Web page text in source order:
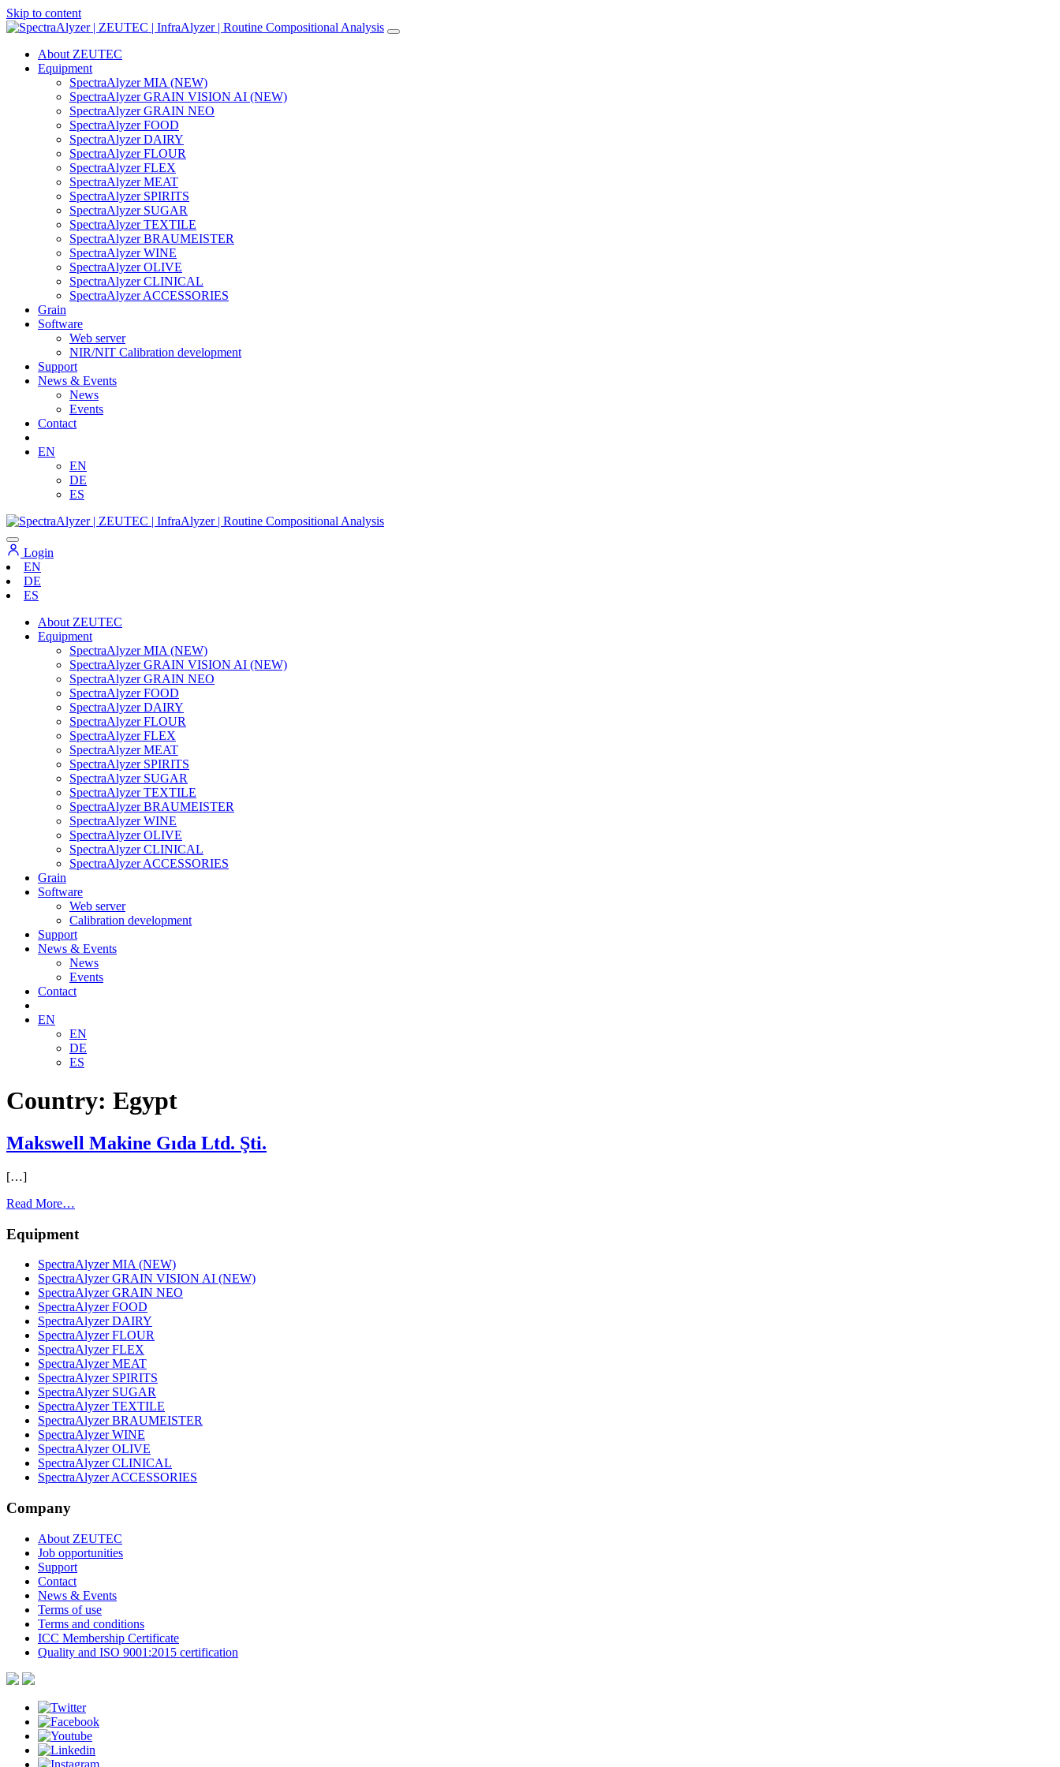
Skip to content
Main
Navigation
About ZEUTEC
Equipment
SpectraAlyzer MIA (NEW)
SpectraAlyzer GRAIN VISION AI (NEW)
SpectraAlyzer GRAIN NEO
SpectraAlyzer FOOD
SpectraAlyzer DAIRY
SpectraAlyzer FLOUR
SpectraAlyzer FLEX
SpectraAlyzer MEAT
SpectraAlyzer SPIRITS
SpectraAlyzer SUGAR
SpectraAlyzer TEXTILE
SpectraAlyzer BRAUMEISTER
SpectraAlyzer WINE
SpectraAlyzer OLIVE
SpectraAlyzer CLINICAL
SpectraAlyzer ACCESSORIES
Grain
Software
Web server
NIR/NIT Calibration development
Support
News & Events
News
Events
Contact
EN
EN
DE
ES
Login
EN
DE
ES
About ZEUTEC
Equipment
SpectraAlyzer MIA (NEW)
SpectraAlyzer GRAIN VISION AI (NEW)
SpectraAlyzer GRAIN NEO
SpectraAlyzer FOOD
SpectraAlyzer DAIRY
SpectraAlyzer FLOUR
SpectraAlyzer FLEX
SpectraAlyzer MEAT
SpectraAlyzer SPIRITS
SpectraAlyzer SUGAR
SpectraAlyzer TEXTILE
SpectraAlyzer BRAUMEISTER
SpectraAlyzer WINE
SpectraAlyzer OLIVE
SpectraAlyzer CLINICAL
SpectraAlyzer ACCESSORIES
Grain
Software
Web server
Calibration development
Support
News & Events
News
Events
Contact
EN
EN
DE
ES
Country: Egypt
Makswell Makine Gıda Ltd. Şti.
[…]
Read More…
Makine
Ltd.
Şti.
Equipment
SpectraAlyzer MIA (NEW)
SpectraAlyzer GRAIN VISION AI (NEW)
SpectraAlyzer GRAIN NEO
SpectraAlyzer FOOD
SpectraAlyzer DAIRY
SpectraAlyzer FLOUR
SpectraAlyzer FLEX
SpectraAlyzer MEAT
SpectraAlyzer SPIRITS
SpectraAlyzer SUGAR
SpectraAlyzer TEXTILE
SpectraAlyzer BRAUMEISTER
SpectraAlyzer WINE
SpectraAlyzer OLIVE
SpectraAlyzer CLINICAL
SpectraAlyzer ACCESSORIES
Company
About ZEUTEC
Job opportunities
Support
Contact
News & Events
Terms of use
Terms and conditions
ICC Membership Certificate
Quality and ISO 9001:2015 certification